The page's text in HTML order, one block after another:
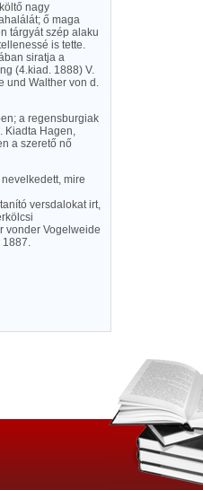
nagy
ő maga
tárgyát szép alaku
is tette.
siratja a
(4.kiad. 1888) V.
und Walther von d.
a regensburgiak
Kiadta Hagen,
a szerető nő
mire
versdalokat irt,
vonder Vogelweide
1887.